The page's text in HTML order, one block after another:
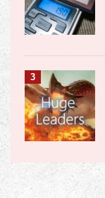
3